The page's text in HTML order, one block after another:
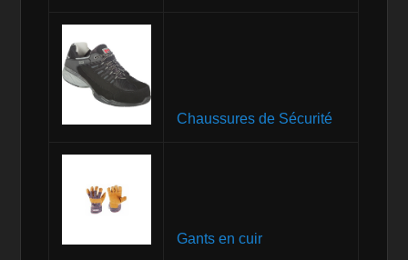
Chaussures de Sécurité
Gants en cuir